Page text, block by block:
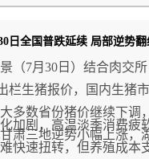
（7月30日）结合肉交所
栏生猪报价，国内生猪
多数省份猪价继续下调
肃三地逆势小幅上涨，
加剧，高温淡季消费疲
快速扭转，但养殖成本